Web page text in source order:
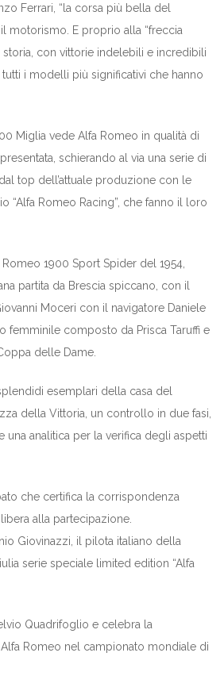
Ferrari, “la corsa più bella del
motorismo. E proprio alla “freccia
storia, con vittorie indelebili e incredibili
i modelli più significativi che hanno
Miglia vede Alfa Romeo in qualità di
schierando al via una serie di
top dell’attuale produzione con le
“Alfa Romeo Racing”, che fanno il loro
1900 Sport Spider del 1954,
partita da Brescia spiccano, con il
Moceri con il navigatore Daniele
femminile composto da Prisca Taruffi e
delle Dame.
esemplari della casa del
della Vittoria, un controllo in due fasi,
una analitica per la verifica degli aspetti
che certifica la corrispondenza
alla partecipazione.
Giovinazzi, il pilota italiano della
serie speciale limited edition “Alfa
Quadrifoglio e celebra la
Romeo nel campionato mondiale di